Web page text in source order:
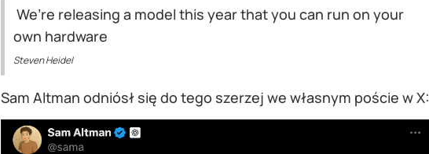
We’re releasing a model this year that you can run on your
own hardware
Steven Heidel
Sam Altman odniósł się do tego szerzej we własnym poście w X: